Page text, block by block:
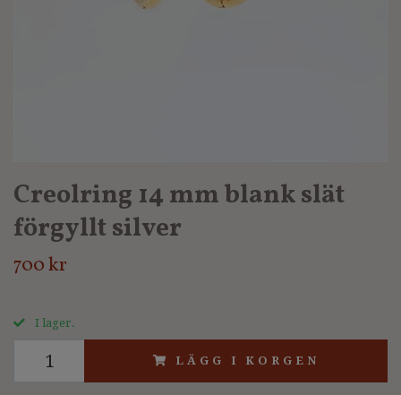
Creolring 14 mm blank slät
förgyllt silver
700 kr
I lager.
LÄGG I KORGEN